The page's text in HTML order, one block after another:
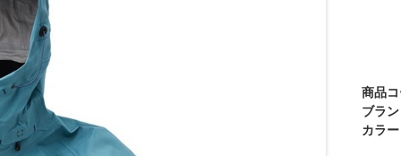
商品
ブラ
カラー